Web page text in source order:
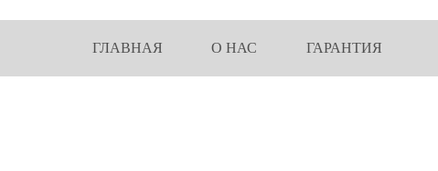
ГЛАВНАЯ О НАС ГАРАНТИЯ